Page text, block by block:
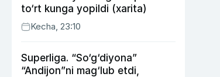
to‘rt kunga yopildi (xarita)
Kecha, 23:10
Superliga. “So‘g‘diyona”
“Andijon”ni mag‘lub etdi,